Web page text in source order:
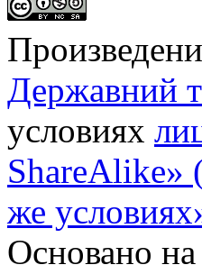
Державний
условиях
ShareAlike»
же
Основано